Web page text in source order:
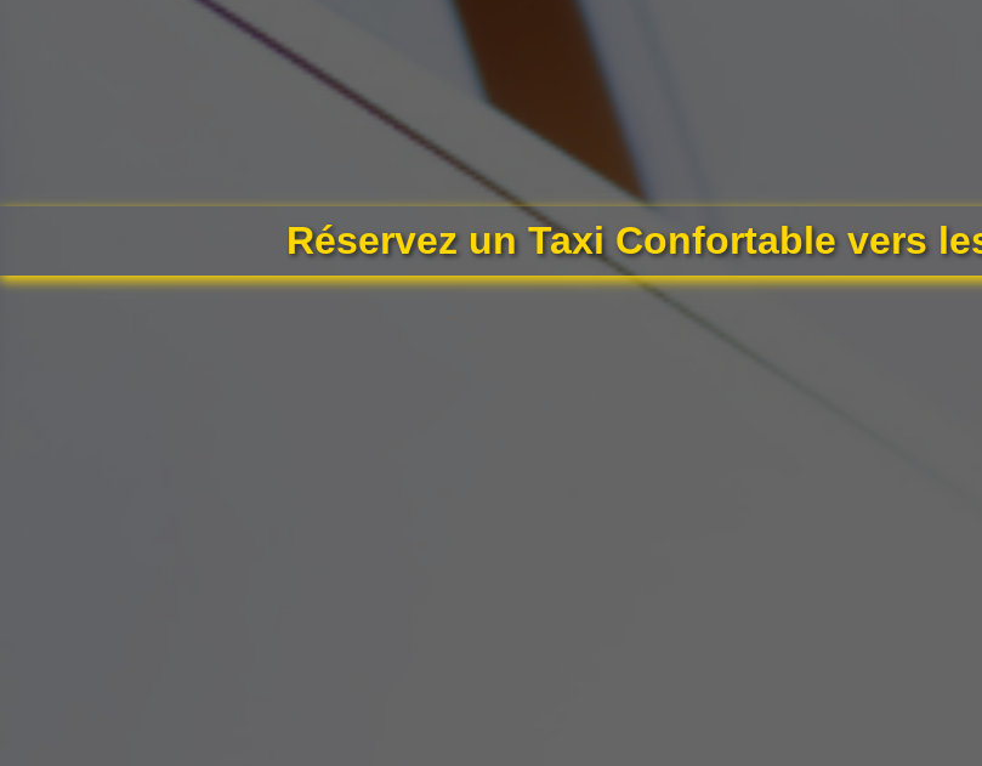
Réservez un Taxi Confortable vers